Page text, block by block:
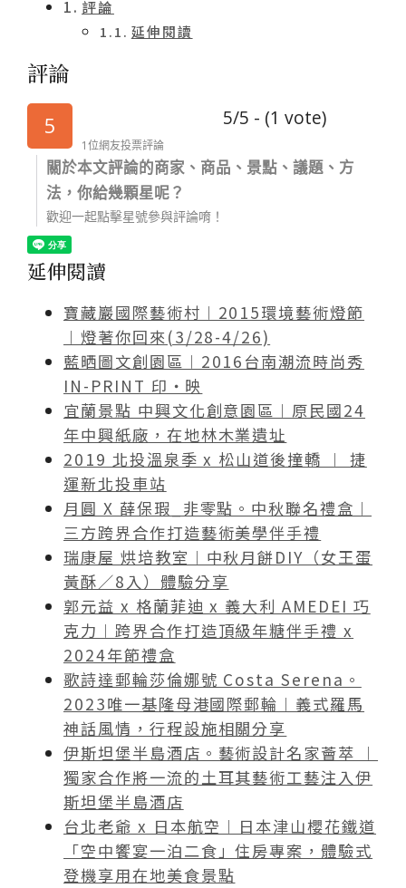
評論
延伸閱讀
評論
5 5/5 - (1 vote)
1位網友投票評論
關於本文評論的商家、商品、景點、議題、方
法，你給幾顆星呢？
歡迎一起點擊星號參與評論唷！
延伸閱讀
寶藏巖國際藝術村︱2015環境藝術燈節
︱燈著你回來(3/28-4/26)
藍晒圖文創園區︱2016台南潮流時尚秀
IN-PRINT 印‧映
宜蘭景點 中興文化創意園區︱原民國24
年中興紙廠，在地林木業遺址
2019 北投溫泉季 x 松山道後撞轎 ︱ 捷
運新北投車站
月圓 X 薛保瑕_非零點。中秋聯名禮盒︱
三方跨界合作打造藝術美學伴手禮
瑞康屋 烘培教室︱中秋月餅DIY（女王蛋
黃酥／8入）體驗分享
郭元益 x 格蘭菲迪 x 義大利 AMEDEI 巧
克力︱跨界合作打造頂級年糖伴手禮 x
2024年節禮盒
歌詩達郵輪莎倫娜號 Costa Serena。
2023唯一基隆母港國際郵輪︱義式羅馬
神話風情，行程設施相關分享
伊斯坦堡半島酒店。藝術設計名家薈萃 ︱
獨家合作將一流的土耳其藝術工藝注入伊
斯坦堡半島酒店
台北老爺 x 日本航空︱日本津山櫻花鐵道
「空中饗宴一泊二食」住房專案，體驗式
登機享用在地美食景點